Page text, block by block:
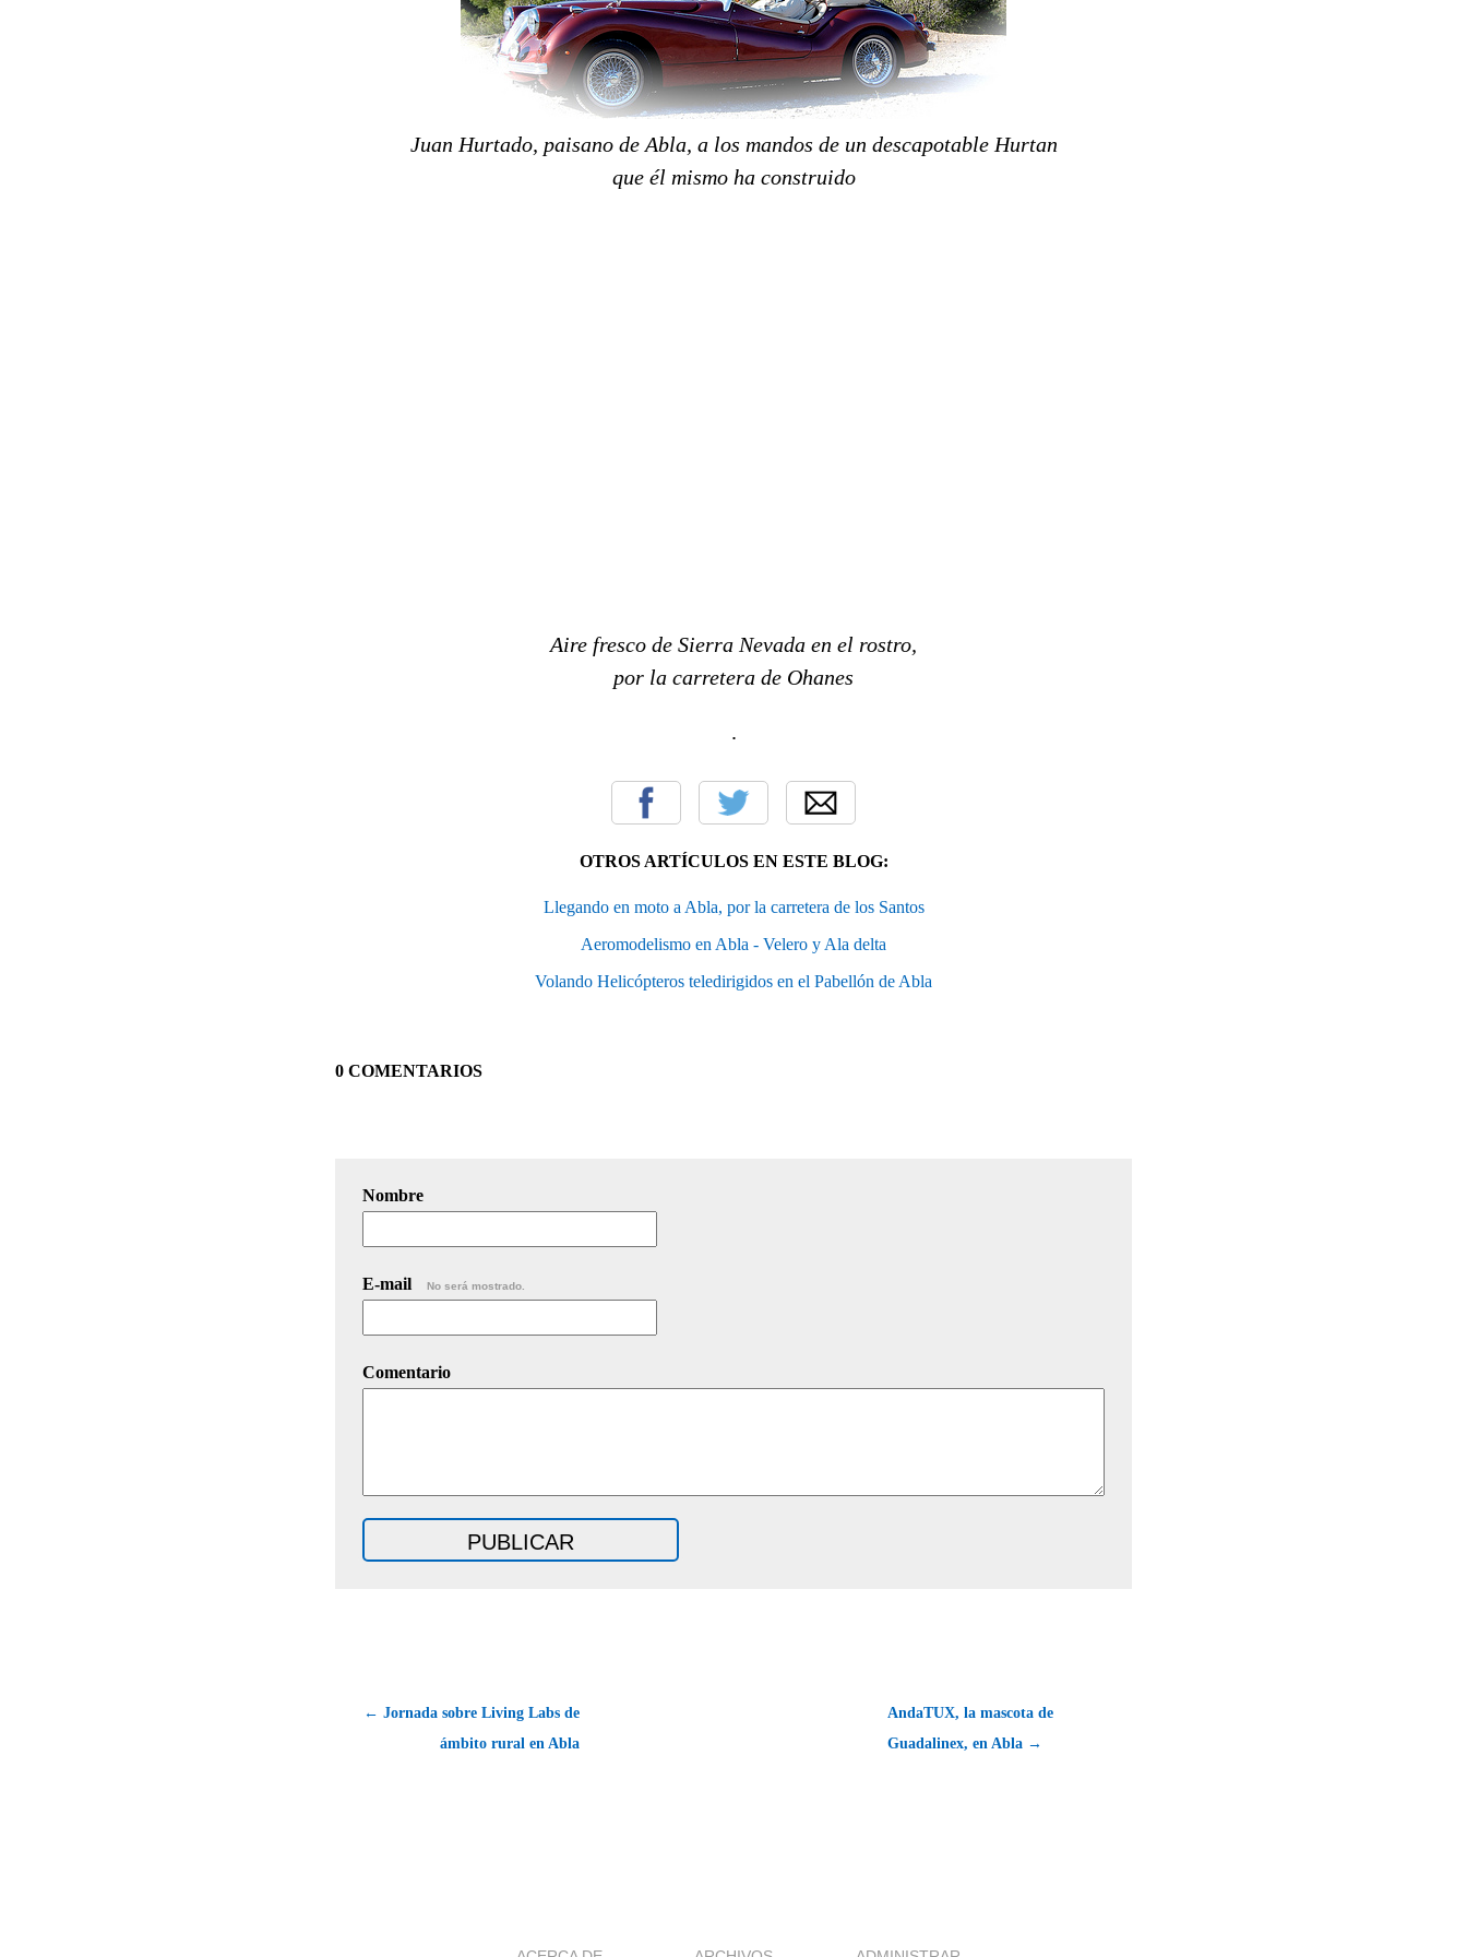
Juan Hurtado, paisano de Abla, a los mandos de un descapotable Hurtan
que él mismo ha construido
Aire fresco de Sierra Nevada en el rostro,
por la carretera de Ohanes
.
OTROS ARTÍCULOS EN ESTE BLOG:
Llegando en moto a Abla, por la carretera de los Santos
Aeromodelismo en Abla - Velero y Ala delta
Volando Helicópteros teledirigidos en el Pabellón de Abla
0 COMENTARIOS
Nombre
E-mail No será mostrado.
Comentario
← Jornada sobre Living Labs de
ámbito rural en Abla
AndaTUX, la mascota de
Guadalinex, en Abla →